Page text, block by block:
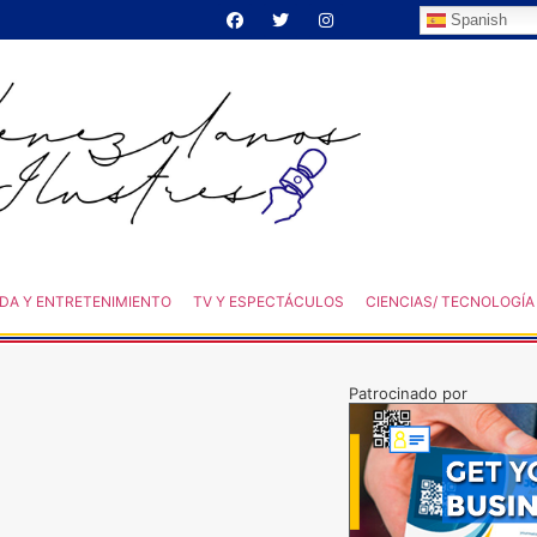
Spanish
Y ENTRETENIMIENTO TV Y ESPECTÁCULOS CIENCIAS/ TECNOLOGÍA
Patrocinado por